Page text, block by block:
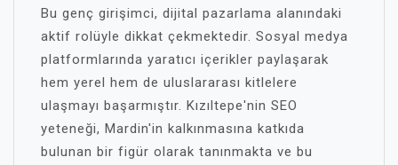
Bu genç girişimci, dijital pazarlama alanındaki
aktif rolüyle dikkat çekmektedir. Sosyal medya
platformlarında yaratıcı içerikler paylaşarak
hem yerel hem de uluslararası kitlelere
ulaşmayı başarmıştır. Kızıltepe'nin SEO
yeteneği, Mardin'in kalkınmasına katkıda
bulunan bir figür olarak tanınmakta ve bu